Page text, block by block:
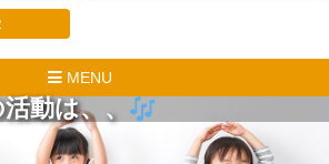
MENU
動は、、